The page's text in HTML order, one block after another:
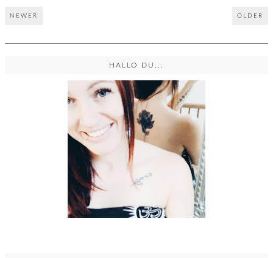
NEWER OLDER
HALLO DU...